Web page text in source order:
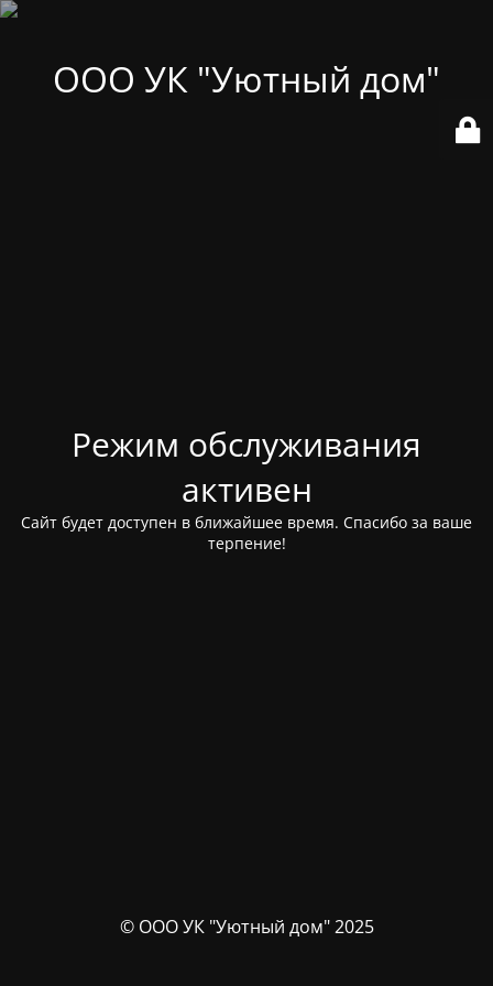
ООО УК "Уютный дом"
Режим обслуживания
активен
Сайт будет доступен в ближайшее время. Спасибо за ваше
терпение!
© ООО УК "Уютный дом" 2025